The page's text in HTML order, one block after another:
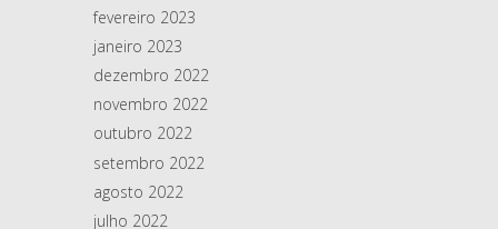
fevereiro 2023
janeiro 2023
dezembro 2022
novembro 2022
outubro 2022
setembro 2022
agosto 2022
julho 2022